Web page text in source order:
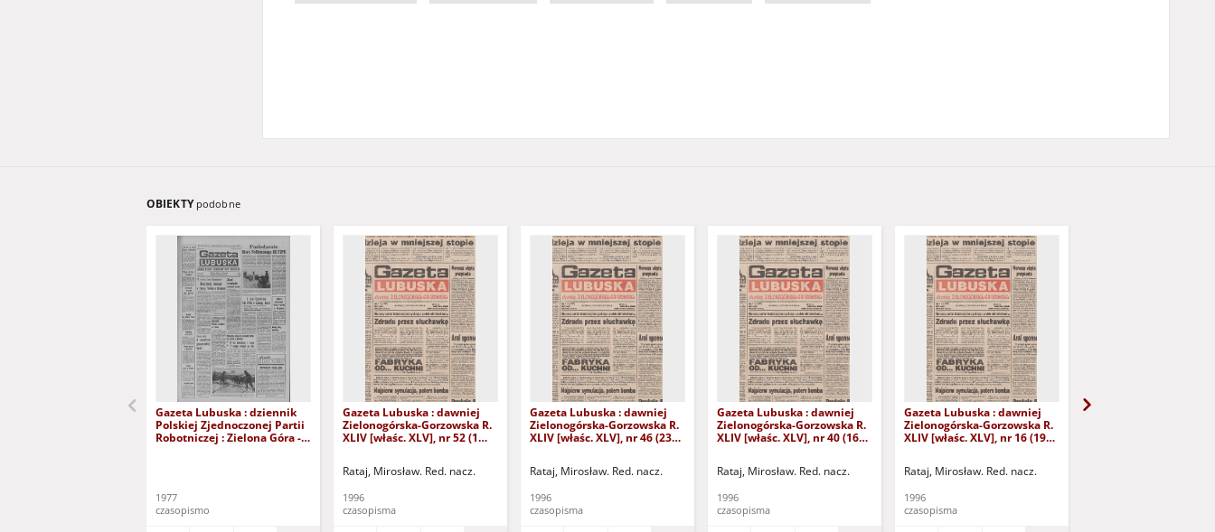
OBIEKTY podobne
Gazeta Lubuska : dziennik
Polskiej Zjednoczonej Partii
Robotniczej : Zielona Góra -
1977
czasopismo
Gazeta Lubuska : dawniej
Zielonogórska-Gorzowska R.
XLIV [właśc. XLV], nr 52 (1
Rataj, Mirosław. Red. nacz.
1996
czasopisma
Gazeta Lubuska : dawniej
Zielonogórska-Gorzowska R.
XLIV [właśc. XLV], nr 46 (23
Rataj, Mirosław. Red. nacz.
1996
czasopisma
Gazeta Lubuska : dawniej
Zielonogórska-Gorzowska R.
XLIV [właśc. XLV], nr 40 (16
Rataj, Mirosław. Red. nacz.
1996
czasopisma
Gazeta Lubuska : dawniej
Zielonogórska-Gorzowska R.
XLIV [właśc. XLV], nr 16 (19
Rataj, Mirosław. Red. nacz.
1996
czasopisma